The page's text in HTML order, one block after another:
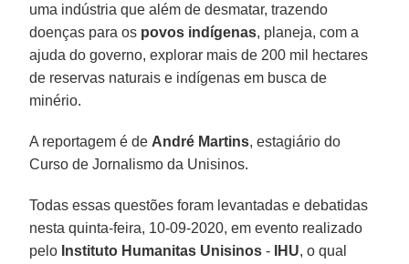
uma indústria que além de desmatar, trazendo
doenças para os povos indígenas, planeja, com a
ajuda do governo, explorar mais de 200 mil hectares
de reservas naturais e indígenas em busca de
minério.
A reportagem é de André Martins, estagiário do
Curso de Jornalismo da Unisinos.
Todas essas questões foram levantadas e debatidas
nesta quinta-feira, 10-09-2020, em evento realizado
pelo Instituto Humanitas Unisinos - IHU, o qual